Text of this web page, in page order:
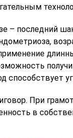
– последний
способствует
При
в